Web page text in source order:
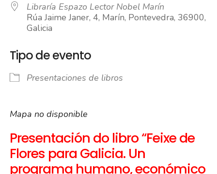
Libraría Espazo Lector Nobel Marín
Rúa Jaime Janer, 4, Marín, Pontevedra, 36900,
Galicia
Tipo de evento
Presentaciones de libros
Mapa no disponible
Presentación do libro “Feixe de
Flores para Galicia. Un
programa humano, económico